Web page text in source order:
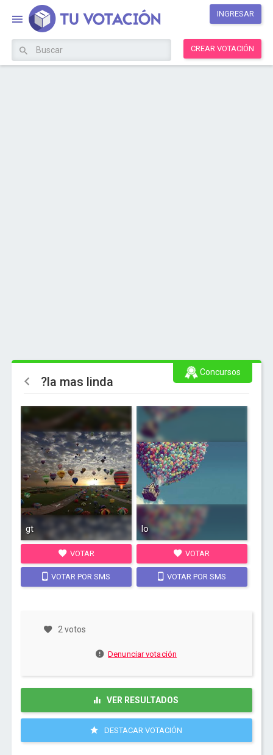
INGRESAR
CREAR VOTACIÓN
Concursos
?la mas linda
gt
VOTAR
VOTAR POR SMS
lo
VOTAR
VOTAR POR SMS
2 votos
Denunciar votación
VER RESULTADOS
DESTACAR VOTACIÓN